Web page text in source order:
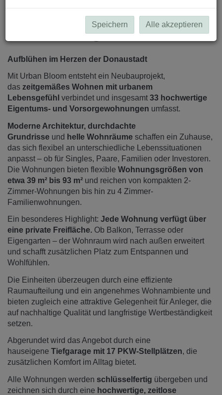
Beschreibung
Aufblühen im Herzen der Donaustadt
Mit Urban Bloom entsteht ein Neubauprojekt,
das zeitgemäßes Wohnen mit urbanem
Lebensgefühl verbindet und insgesamt33 hochwertige
Eigentums- und Vorsorgewohnungen umfasst.
Moderne Architektur, durchdachte
Grundrisse und helle Wohnräume schaffen ein Zuhause,
das sich flexibel an unterschiedliche Lebenssituationen
anpasst – ob für Singles, Paare, Familien oder Investoren.
Die Wohnungen bieten flexible Wohnungsgrößen von
etwa 39 m² bis 93 m² und reichen von kompakten 2-
Zimmer-Wohnungen bis hin zu 4 Zimmer-
Familienwohnungen.
Ein besonderes Highlight: Jede Wohnung verfügt über
eine private Freifläche. Ob Balkon, Terrasse oder
Eigengarten – der Wohnraum wird nach außen erweitert
und schafft zusätzlichen Platz zum Entspannen und
Wohlfühlen.
Die Einheiten überzeugen durch eine effiziente
Raumaufteilung und ein angenehmes Wohnambiente und
bieten zugleich eine attraktive Gelegenheit für Anleger, die
auf nachhaltige Qualität und langfristige Wertbeständigkeit
setzen.
Abgerundet wird das Angebot durch eine
hauseigene Tiefgarage mit 17 PKW-Stellplätzen, die
zusätzlichen Komfort im Alltag bietet.
Alle Wohnungen werden schlüsselfertig übergeben und
zeichnen sich durch eine hochwertige, zeitlose
Speichern Alle akzeptieren